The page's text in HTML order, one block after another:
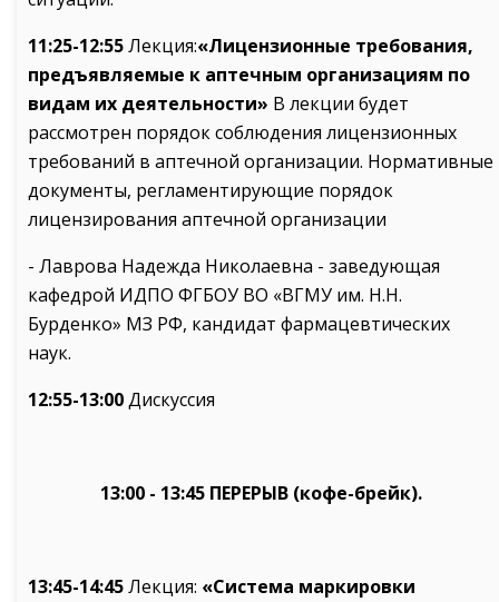
11:25-12:55Лекция:«Лицензионные требования,
предъявляемые к аптечным организациям по
видам их деятельности» В лекции будет
рассмотрен порядок соблюдения лицензионных
требований в аптечной организации. Нормативные
документы, регламентирующие порядок
лицензирования аптечной организации
- Лаврова Надежда Николаевна - заведующая
кафедрой ИДПО ФГБОУ ВО «ВГМУ им. Н.Н.
Бурденко» МЗ РФ, кандидат фармацевтических
наук.
12:55-13:00Дискуссия
13:00 - 13:45 ПЕРЕРЫВ (кофе-брейк).
13:45-14:45Лекция: «Система маркировки